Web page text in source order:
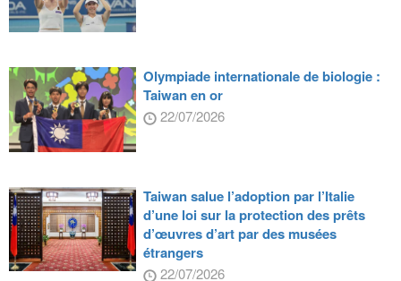
Olympiade internationale de biologie :
Taiwan en or
22/07/2026
Taiwan salue l’adoption par l’Italie
d’une loi sur la protection des prêts
d’œuvres d’art par des musées
étrangers
22/07/2026